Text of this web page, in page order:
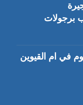
في ام القيوين